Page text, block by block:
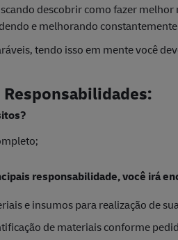
descobrir como fazer
e melhorando
tendo isso em mente você
responsabilidade, você irá
e insumos para realização de
de materiais conforme